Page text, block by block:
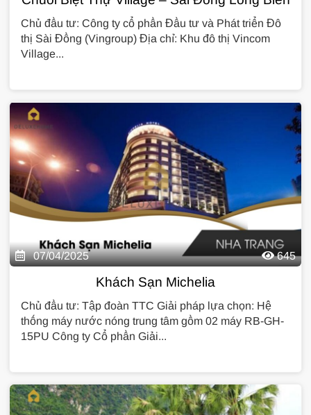
Chủ đầu tư: Công ty cổ phần Đầu tư và Phát triển Đô
thị Sài Đồng (Vingroup) Địa chỉ: Khu đô thị Vincom
Village...
07/04/2025 645
Khách Sạn Michelia
Chủ đầu tư: Tập đoàn TTC Giải pháp lựa chọn: Hệ
thống máy nước nóng trung tâm gồm 02 máy RB-GH-
15PU Công ty Cổ phần Giải...